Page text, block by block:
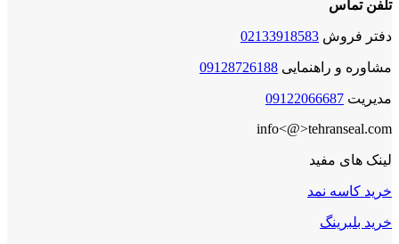
تلفن تماس
دفتر فروش 02133918583
مشاوره و راهنمایی 09128726188
مدیریت 09122066687
info<@>tehranseal.com
لینک های مفید
خرید کاسه نمد
خرید بلبرینگ